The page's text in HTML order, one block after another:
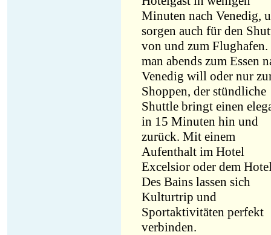
Minuten nach Venedig,
sorgen auch für den
von und zum Flughafen.
man abends zum Essen
Venedig will oder nur
Shoppen, der stündliche
Shuttle bringt einen
in 15 Minuten hin und
zurück. Mit einem
Aufenthalt im Hotel
Excelsior oder dem
Des Bains lassen sich
Kulturtrip und
Sportaktivitäten perfekt
verbinden.